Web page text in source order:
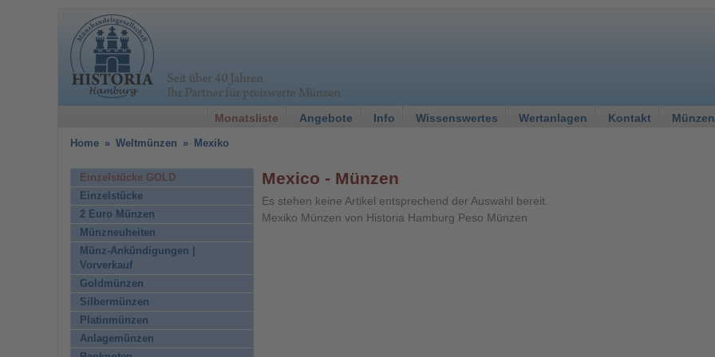
Monatsliste Angebote Info Wissenswertes Wertanlagen Kontakt
Home » Weltmünzen » Mexiko
Mexico - Münzen
Es stehen keine Artikel entsprechend der Auswahl bereit.
Mexiko Münzen von Historia Hamburg Peso Münzen
Einzelstücke GOLD
Einzelstücke
2 Euro Münzen
Münzneuheiten
Münz-Ankündigungen |
Vorverkauf
Goldmünzen
Silbermünzen
Platinmünzen
Anlagemünzen